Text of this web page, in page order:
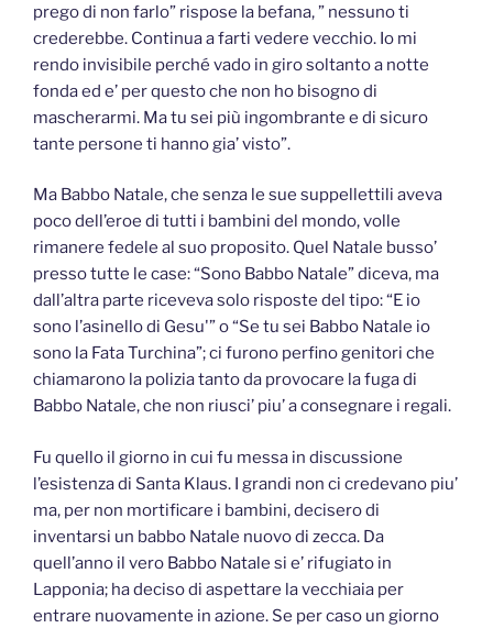
prego di non farlo” rispose la befana, ” nessuno ti
crederebbe. Continua a farti vedere vecchio. Io mi
rendo invisibile perché vado in giro soltanto a notte
fonda ed e’ per questo che non ho bisogno di
mascherarmi. Ma tu sei più ingombrante e di sicuro
tante persone ti hanno gia’ visto”.
Ma Babbo Natale, che senza le sue suppellettili aveva
poco dell’eroe di tutti i bambini del mondo, volle
rimanere fedele al suo proposito. Quel Natale busso’
presso tutte le case: “Sono Babbo Natale” diceva, ma
dall’altra parte riceveva solo risposte del tipo: “E io
sono l’asinello di Gesu'” o “Se tu sei Babbo Natale io
sono la Fata Turchina”; ci furono perfino genitori che
chiamarono la polizia tanto da provocare la fuga di
Babbo Natale, che non riusci’ piu’ a consegnare i regali.
Fu quello il giorno in cui fu messa in discussione
l’esistenza di Santa Klaus. I grandi non ci credevano piu’
ma, per non mortificare i bambini, decisero di
inventarsi un babbo Natale nuovo di zecca. Da
quell’anno il vero Babbo Natale si e’ rifugiato in
Lapponia; ha deciso di aspettare la vecchiaia per
entrare nuovamente in azione. Se per caso un giorno